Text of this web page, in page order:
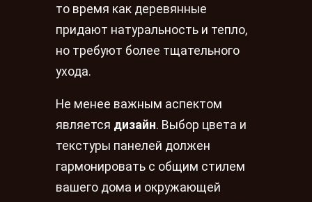
то время как деревянные
придают натуральность и тепло,
но требуют более тщательного
ухода.
Не менее важным аспектом
является дизайн. Выбор цвета и
текстуры панелей должен
гармонировать с общим стилем
вашего дома и окружающей